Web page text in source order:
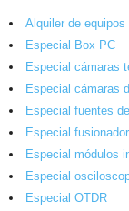
Alquiler de
Especial Box PC
Especial cámaras
Especial cámaras
Especial fuentes
Especial
Especial módulos
Especial
Especial OTDR